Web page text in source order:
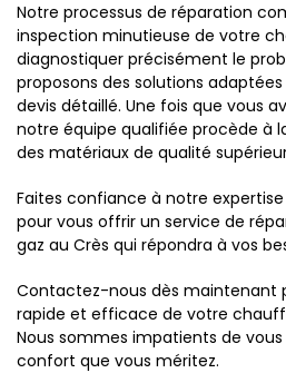
Notre processus de réparation
inspection minutieuse de votre
diagnostiquer précisément le
proposons des solutions
devis détaillé. Une fois que vous
notre équipe qualifiée procède à
des matériaux de qualité
Faites confiance à notre
pour vous offrir un service de
gaz au Crès qui répondra à vos
Contactez-nous dès maintenant
rapide et efficace de votre
Nous sommes impatients de
confort que vous méritez.